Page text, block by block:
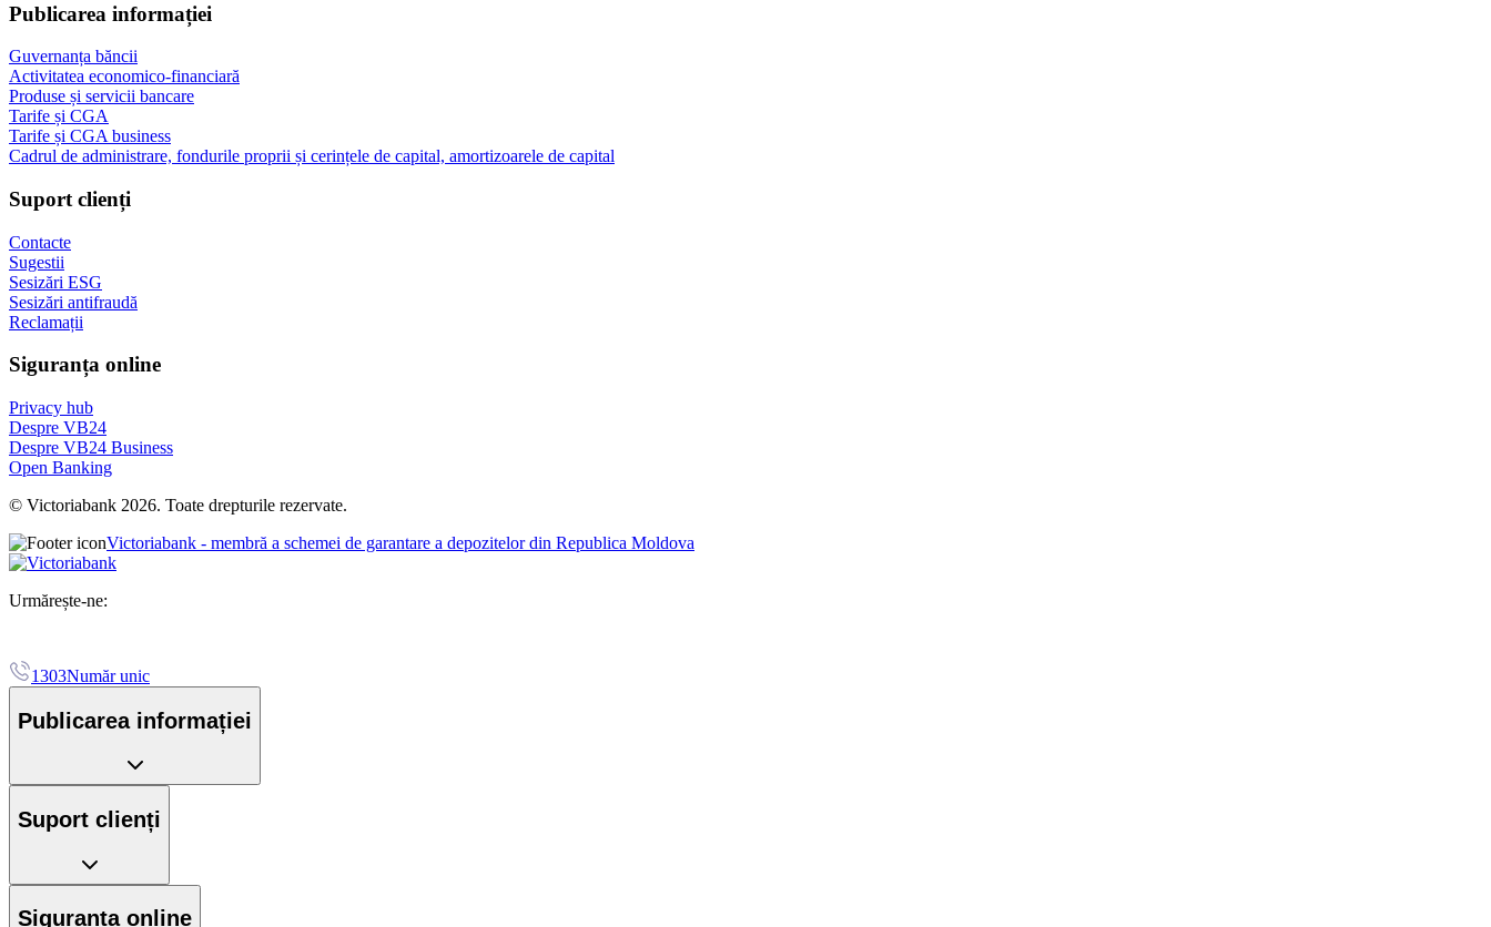
Publicarea informației
Guvernanța băncii
Activitatea economico-financiară
Produse și servicii bancare
Tarife și CGA
Tarife și CGA business
Cadrul de administrare, fondurile proprii și cerințele de capital, amortizoarele de capital
Suport clienți
Contacte
Sugestii
Sesizări ESG
Sesizări antifraudă
Reclamații
Siguranța online
Privacy hub
Despre VB24
Despre VB24 Business
Open Banking
© Victoriabank 2026. Toate drepturile rezervate.
Victoriabank - membră a schemei de garantare a depozitelor din Republica Moldova
Urmărește-ne:
1303Număr unic
Publicarea informației
Suport clienți
Siguranța online